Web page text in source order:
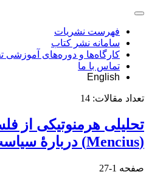
فهرست نشریات
سامانه نشر کتاب
کارگاه‌ها و دوره‌های
تماس با ما
English
تعداد مقالات: 14
تحلیلی هرمنوتیکی از
(Mencius) دربارۀ سیاست
صفحه 1-27